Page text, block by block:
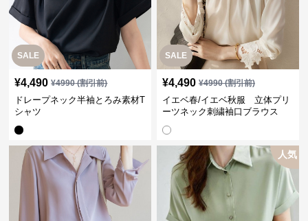
SALE
¥4,490 ¥4990(割引前)
ドレープネック半袖とろみ素材T
シャツ
SALE
¥4,490 ¥4990(割引前)
イエベ春/イエベ秋服 立体プリ
ーツネック刺繍袖口ブラウス
人気